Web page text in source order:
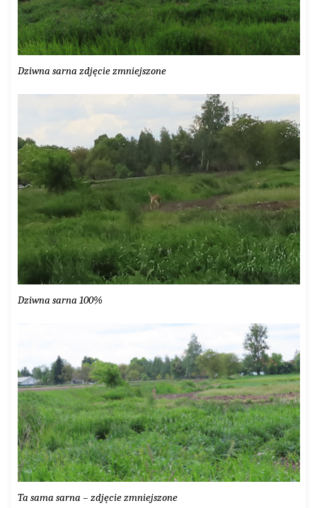
Dziwna sarna zdjęcie zmniejszone
Dziwna sarna 100%
Ta sama sarna – zdjęcie zmniejszone